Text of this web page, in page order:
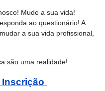
Mude a sua vida!
ao questionário! A
a sua vida profissional,
são uma realidade!
Inscrição